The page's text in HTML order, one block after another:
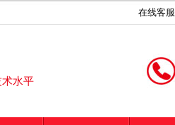
在线客服
术水平